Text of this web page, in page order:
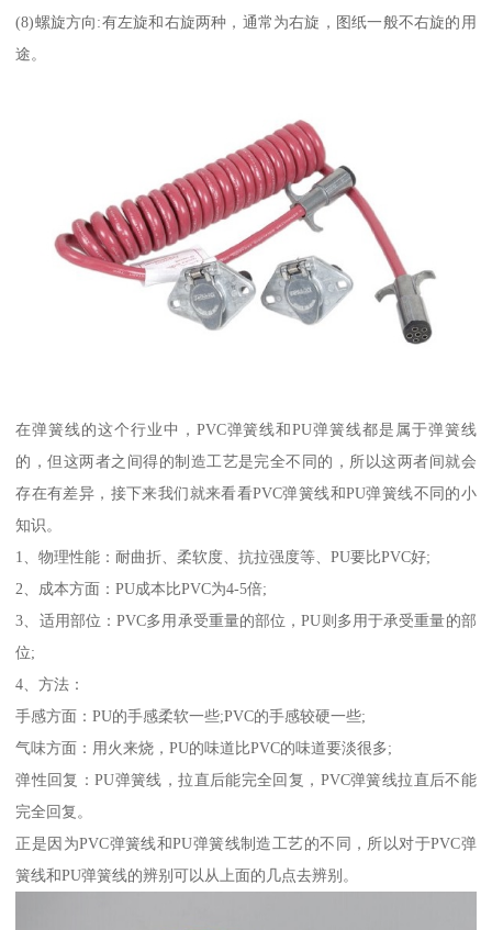
(8)螺旋方向:有左旋和右旋两种，通常为右旋，图纸一般不右旋的用
途。
在弹簧线的这个行业中，PVC弹簧线和PU弹簧线都是属于弹簧线
的，但这两者之间得的制造工艺是完全不同的，所以这两者间就会
存在有差异，接下来我们就来看看PVC弹簧线和PU弹簧线不同的小
知识。
1、物理性能：耐曲折、柔软度、抗拉强度等、PU要比PVC好;
2、成本方面：PU成本比PVC为4-5倍;
3、适用部位：PVC多用承受重量的部位，PU则多用于承受重量的部
位;
4、方法：
手感方面：PU的手感柔软一些;PVC的手感较硬一些;
气味方面：用火来烧，PU的味道比PVC的味道要淡很多;
弹性回复：PU弹簧线，拉直后能完全回复，PVC弹簧线拉直后不能
完全回复。
正是因为PVC弹簧线和PU弹簧线制造工艺的不同，所以对于PVC弹
簧线和PU弹簧线的辨别可以从上面的几点去辨别。